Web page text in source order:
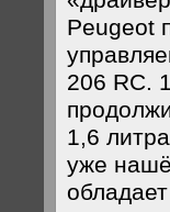
Peugeot
206 RC.
1,6
уже